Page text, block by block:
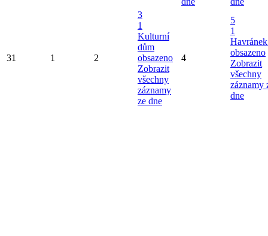
31 1 2
3
1
Kulturní
dům
obsazeno
Zobrazit
všechny
záznamy
ze dne
4
5
1
obsazeno
Zobrazit
všechny
záznamy
dne